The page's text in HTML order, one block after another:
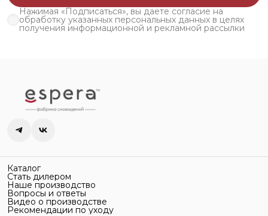
Нажимая «Подписаться», вы даете согласие на
обработку указанных персональных данных в целях
получения информационной и рекламной рассылки
Каталог
Стать дилером
Наше производство
Вопросы и ответы
Видео о производстве
Рекомендации по уходу